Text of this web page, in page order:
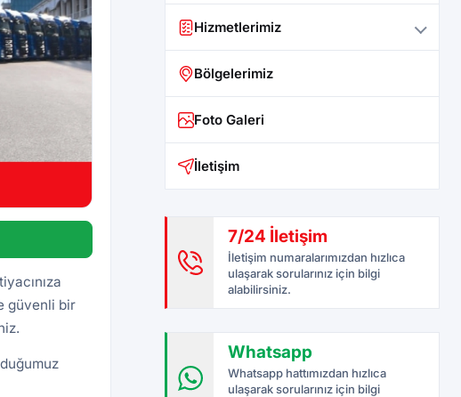
güvenli bir
Hizmetlerimiz
Bölgelerimiz
Foto Galeri
İletişim
7/24 İletişim
İletişim numaralarımızdan hızlıca
ulaşarak sorularınız için bilgi
alabilirsiniz.
Whatsapp
Whatsapp hattımızdan hızlıca
ulaşarak sorularınız için bilgi